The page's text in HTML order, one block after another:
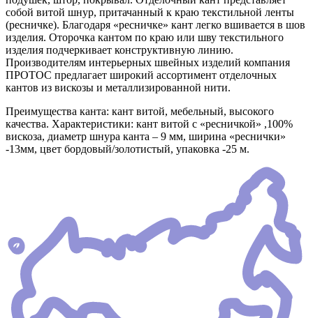
собой витой шнур, притачанный к краю текстильной ленты
(ресничке). Благодаря «ресничке» кант легко вшивается в шов
изделия. Оторочка кантом по краю или шву текстильного
изделия подчеркивает конструктивную линию.
Производителям интерьерных швейных изделий компания
ПРОТОС предлагает широкий ассортимент отделочных
кантов из вискозы и металлизированной нити.
Преимущества канта: кант витой, мебельный, высокого
качества. Характеристики: кант витой с «ресничкой» ,100%
вискоза, диаметр шнура канта – 9 мм, ширина «реснички»
-13мм, цвет бордовый/золотистый, упаковка -25 м.